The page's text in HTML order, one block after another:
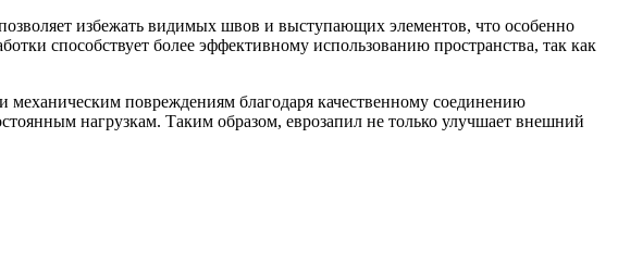
избежать видимых швов и выступающих элементов, что особенно
способствует более эффективному использованию пространства, так как
механическим повреждениям благодаря качественному соединению
нагрузкам. Таким образом, еврозапил не только улучшает внешний